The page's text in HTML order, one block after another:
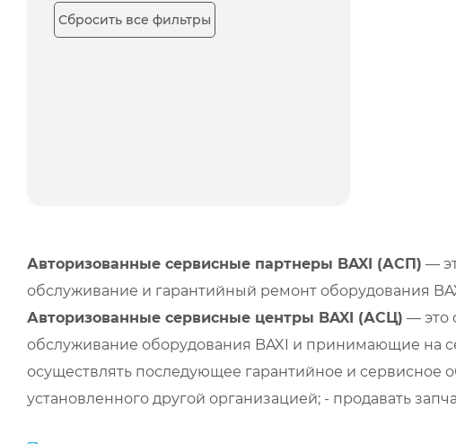
Сбросить все фильтры
Авторизованные сервисные партнеры BAXI (АСП) —
обслуживание и гарантийный ремонт оборудования
Авторизованные сервисные центры BAXI (АСЦ) — это
обслуживание оборудования BAXI и принимающие на
осуществлять последующее гарантийное и сервисное
установленного другой организацией; - продавать